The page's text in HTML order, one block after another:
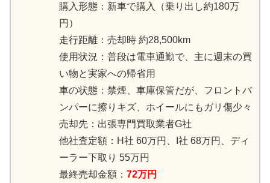
購入形態：新車で購入（乗り出し約180万
円）
走行距離：売却時 約28,500km
使用状況：普段は電車通勤で、主に週末の買
い物と実家への帰省用
車の状態：禁煙、車庫保管だが、フロントバ
ンパーに擦りキズ、ホイールにもガリ傷少々
売却先：出張専門買取業者G社
他社査定額：H社 60万円、I社 68万円、ディ
ーラー下取り 55万円
最終売却金額： 72万円